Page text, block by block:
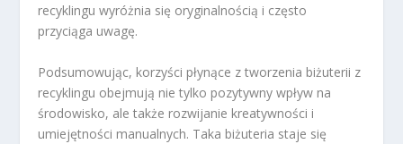
recyklingu wyróżnia się oryginalnością i często
przyciąga uwagę.
Podsumowując, korzyści płynące z tworzenia biżuterii z
recyklingu obejmują nie tylko pozytywny wpływ na
środowisko, ale także rozwijanie kreatywności i
umiejętności manualnych. Taka biżuteria staje się